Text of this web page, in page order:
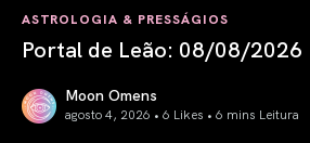
ASTROLOGIA & PRESSÁGIOS
Portal de Leão: 08/08/2026
Moon Omens
agosto 4, 2026 • 6 Likes • 6 mins Leitura